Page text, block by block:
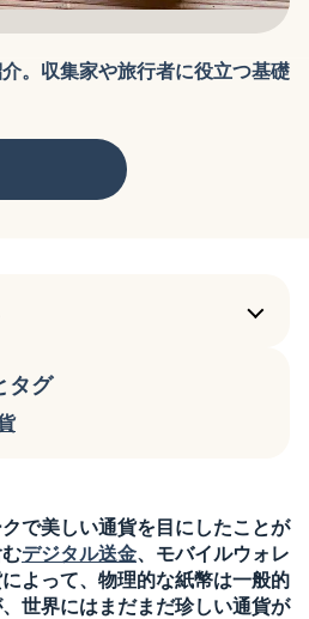
。収集家や旅行者に役立つ基礎
で美しい通貨を目にしたことが
デジタル送金、モバイルウォレ
よって、物理的な紙幣は一般的
世界にはまだまだ珍しい通貨が
タグ